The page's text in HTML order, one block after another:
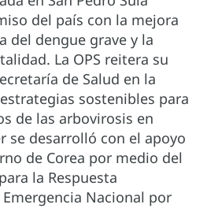
del país con la mejora
del dengue grave y la
La OPS reitera su
de Salud en la
sostenibles para
de las arbovirosis en
se desarrolló con el apoyo
de Corea por medio del
la Respuesta
Nacional por